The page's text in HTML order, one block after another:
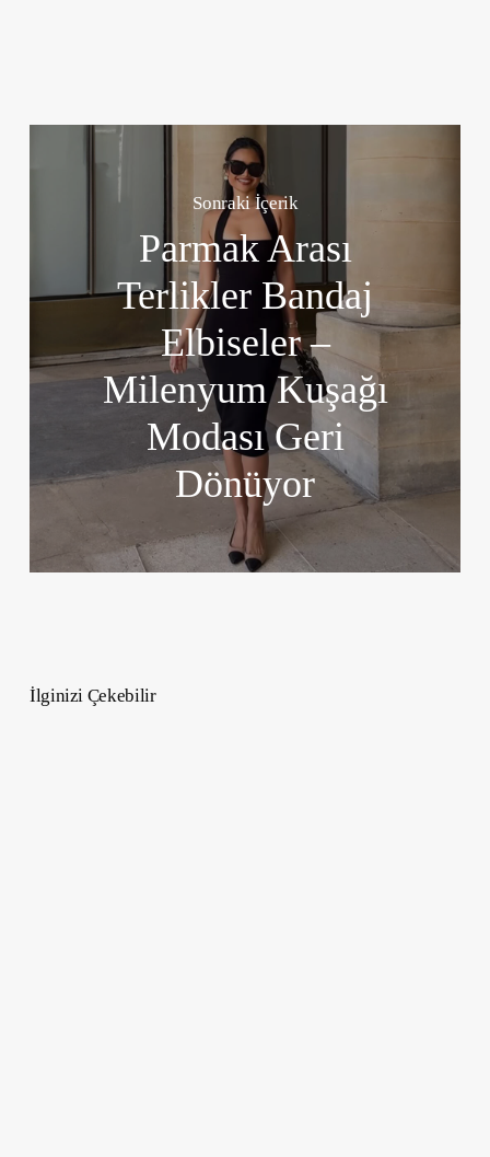
Sonraki İçerik
Parmak Arası
Terlikler Bandaj
Elbiseler –
Milenyum Kuşağı
Modası Geri
Dönüyor
İlginizi Çekebilir